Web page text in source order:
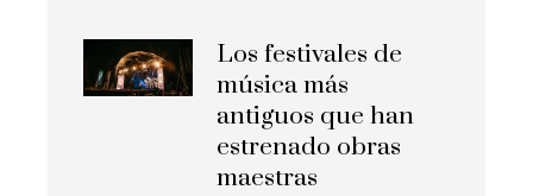
Los festivales de
música más
antiguos que han
estrenado obras
maestras